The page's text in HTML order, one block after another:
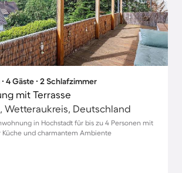
4 Gäste ∙ 2 Schlafzimmer
mit Terrasse
Wetteraukreis, Deutschland
in Hochstadt für bis zu 4 Personen mit
Küche und charmantem Ambiente